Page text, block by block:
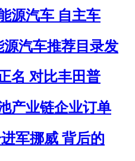
源汽车 自主车
源汽车推荐目录发
名 对比丰田普
产业链企业订单
军挪威 背后的